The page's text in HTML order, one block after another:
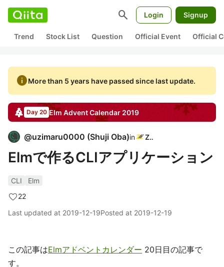
search Login Signup
Trend Stock List Question Official Event Official
infoMore than 5 years have passed since last update.
Day 20 Elm Advent Calendar 2019
@uzimaru0000 (Shuji Oba)in Zli
Elmで作るCLIアプリケーション
CLI
Elm
22
Last updated at 2019-12-19Posted at 2019-12-19
この記事はElmアドベントカレンダー 20日目の記事で
す。